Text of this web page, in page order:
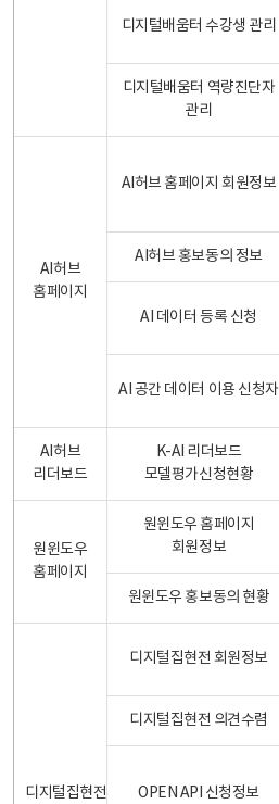
디지털배움터 수강생 관리
디지털배움터 역량진단자
관리
AI허브
홈페이지
AI허브 홈페이지 회원정보
AI허브 홍보동의 정보
AI 데이터 등록 신청
AI 공간 데이터 이용 신청자
AI허브
리더보드
K-AI 리더보드
모델평가신청현황
원윈도우
홈페이지
원윈도우 홈페이지
회원정보
원윈도우 홍보동의 현황
디지털집현전
디지털집현전 회원정보
디지털집현전 의견수렴
OPEN API 신청정보